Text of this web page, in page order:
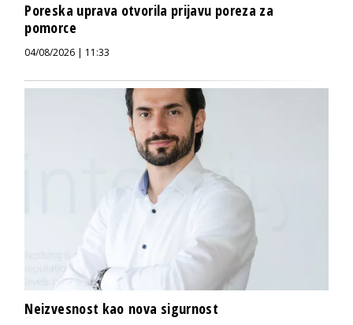
Poreska uprava otvorila prijavu poreza za
pomorce
04/08/2026 | 11:33
Neizvesnost kao nova sigurnost